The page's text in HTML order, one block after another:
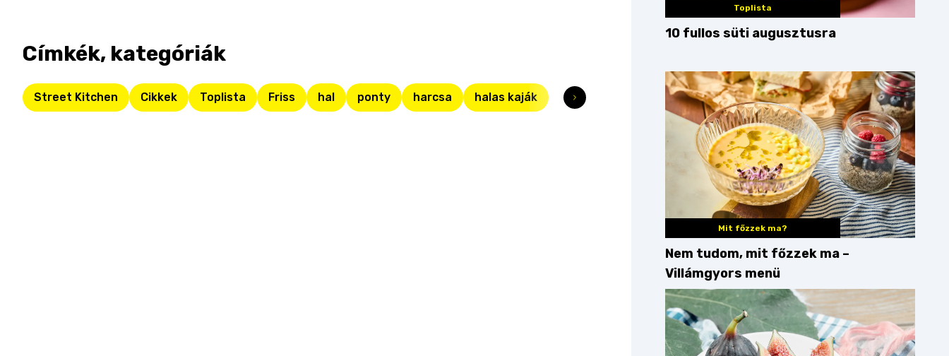
Címkék, kategóriák
Street Kitchen Cikkek Toplista Friss hal ponty harcsa halas kaják
Toplista
10 fullos süti augusztusra
Mit főzzek ma?
Nem tudom, mit főzzek ma –
Villámgyors menü